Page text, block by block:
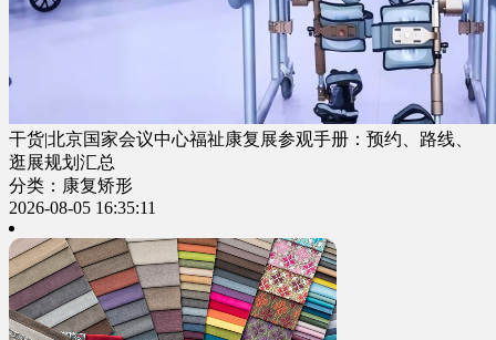
干货|北京国家会议中心福祉康复展参观手册：预约、路线、
逛展规划汇总
分类：康复矫形
2026-08-05 16:35:11